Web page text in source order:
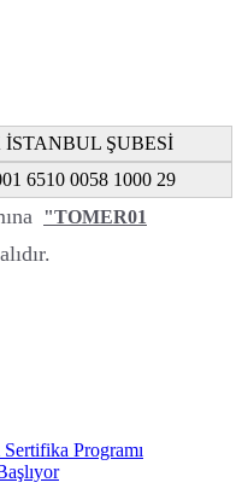
ŞUBESİ
6510 0058 1000 29
"TOMER01